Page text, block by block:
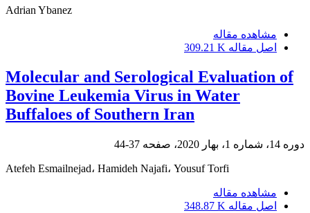
Adrian Ybanez
مشاهده مقاله
اصل مقاله 309.21 K
Molecular and Serological Evaluation of
Bovine Leukemia Virus in Water
Buffaloes of Southern Iran
دوره 14، شماره 1، بهار 2020، صفحه 37-44
Atefeh Esmailnejad، Hamideh Najafi، Yousuf Torfi
مشاهده مقاله
اصل مقاله 348.87 K